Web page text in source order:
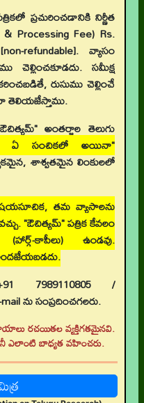
ప్రచురించడానికి నిర్ణీత
& Processing Fee) Rs.
refundable]. వ్యాసం
చెల్లించకూడదు. సమీక్ష
రుసుము చెల్లించే
తెలియజేస్తాము.
అంతర్జాల తెలుగు
ఏ సంచికలో అయినా"
శాశ్వతమైన లింకులలో
తమ వ్యాసాలను
"ఔచిత్యమ్" పత్రిక కేవలం
(హార్డ్-కాపీలు) ఉండవు.
7989110805 /
ను సంప్రదించగలరు.
రచయితల వ్యక్తిగతమైనవి.
ఎలాంటి బాధ్యత వహించరు.